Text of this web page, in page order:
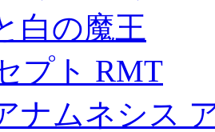
白の魔王
プト RMT
ナムネシス